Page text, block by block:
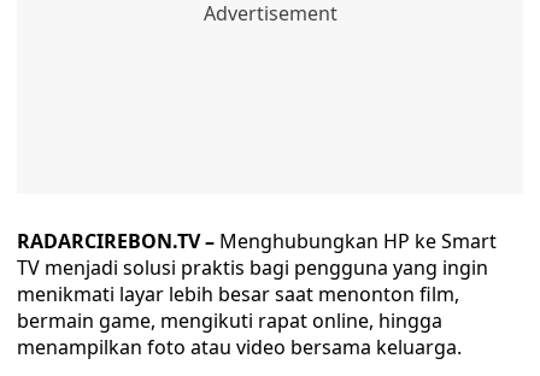
RADARCIREBON.TV – Menghubungkan HP ke Smart
TV menjadi solusi praktis bagi pengguna yang ingin
menikmati layar lebih besar saat menonton film,
bermain game, mengikuti rapat online, hingga
menampilkan foto atau video bersama keluarga.